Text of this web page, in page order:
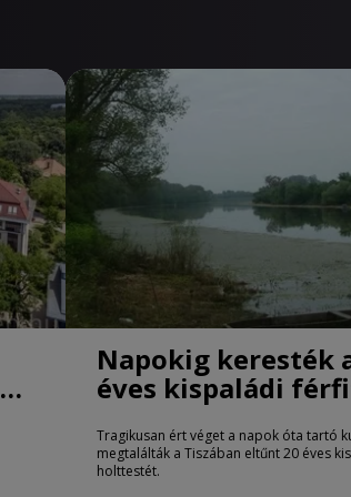
Napokig keresték
éves kispaládi
Tragikusan ért véget a napok óta tartó
megtalálták a Tiszában eltűnt 20 éves
holttestét.